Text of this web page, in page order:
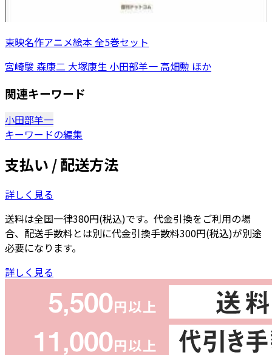
東映名作アニメ絵本 全5巻セット
宮崎駿 森康二 大塚康生 小田部羊一 高畑勲 ほか
関連キーワード
小田部羊一
キーワードの編集
支払い / 配送方法
詳しく見る
送料は全国一律380円(税込)です。代金引換をご利用の場
合、配送手数料とは別に代金引換手数料300円(税込)が別途
必要になります。
詳しく見る